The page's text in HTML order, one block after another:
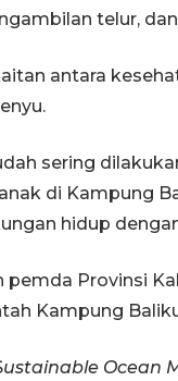
telur,
antara
sering
di Kampung
hidup
pemda Provinsi
Kampung
ustainable Ocean
Soya di